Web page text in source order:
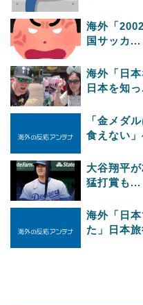
海外「
国サッカ...
海外「日
日本を知
「金メダ
食えない
大谷翔平
猛打賞も...
海外「日
た」日本